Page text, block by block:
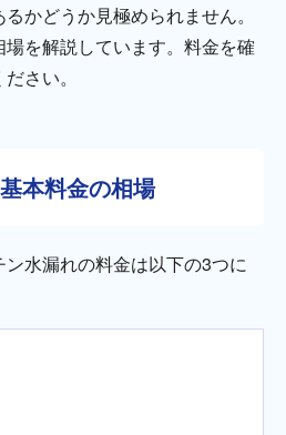
かどうか見極められません。
を解説しています。料金を確
さい。
本料金の相場
水漏れの料金は以下の3つに